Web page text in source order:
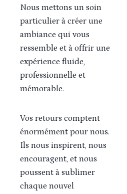
Nous mettons un soin
particulier à créer une
ambiance qui vous
ressemble et à offrir une
expérience fluide,
professionnelle et
mémorable.
Vos retours comptent
énormément pour nous.
Ils nous inspirent, nous
encouragent, et nous
poussent à sublimer
chaque nouvel